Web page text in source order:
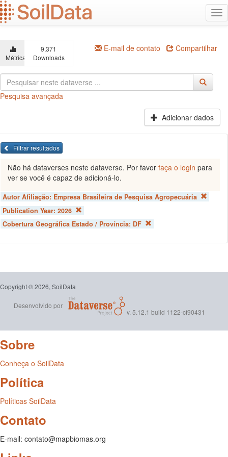
Ir
para
o
principal
Métricas
9,371
Downloads
E-mail de contato Compartilhar
Pesquisa avançada
Adicionar dados
Filtrar resultados
Não há dataverses neste dataverse. Por favor faça o login para
ver se você é capaz de adicioná-lo.
Autor Afiliação: Empresa Brasileira de Pesquisa Agropecuária
Publication Year: 2026
Cobertura Geográfica Estado / Província: DF
Copyright © 2026, SoilData
Desenvolvido por
v. 5.12.1 build 1122-cf90431
Sobre
Conheça o SoilData
Política
Políticas SoilData
Contato
E-mail: contato@mapbiomas.org